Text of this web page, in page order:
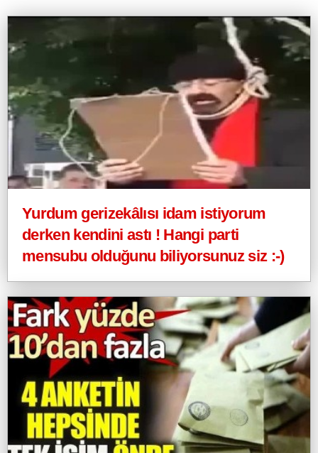
Yurdum gerizekâlısı idam istiyorum
derken kendini astı ! Hangi parti
mensubu olduğunu biliyorsunuz siz :-)